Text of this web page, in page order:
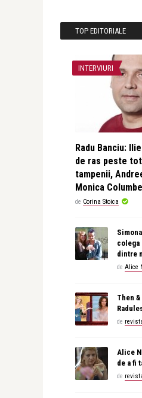
TOP EDITORIALE
INTERVIURI
Radu Banciu:
de ras peste
tampenii,
Monica
de Corina Stoica
colega
dintre
de Alice
Then
de
Alice
de a fi
de